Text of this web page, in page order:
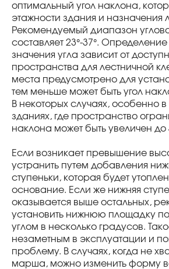
оптимальный угол наклона,
этажности здания и назначения
Рекомендуемый диапазон
составляет 23°-37°. Определение
значения угла зависит от
пространства для лестничной
места предусмотрено для
тем меньше может быть угол
В некоторых случаях, особенно
зданиях, где пространство
наклона может быть увеличен до
Если возникает превышение
устранить путем добавления
ступеньки, которая будет
основание. Если же нижняя
оказывается выше остальных,
установить нижнюю площадку
углом в несколько градусов.
незаметным в эксплуатации и
проблему. В случаях, когда не
марша, можно изменить форму